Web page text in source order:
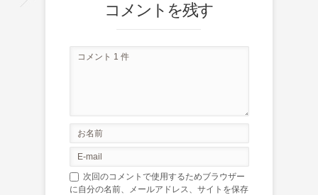
コメントを残す
次回のコメントで使用するためブラウザー
に自分の名前、メールアドレス、サイトを保存